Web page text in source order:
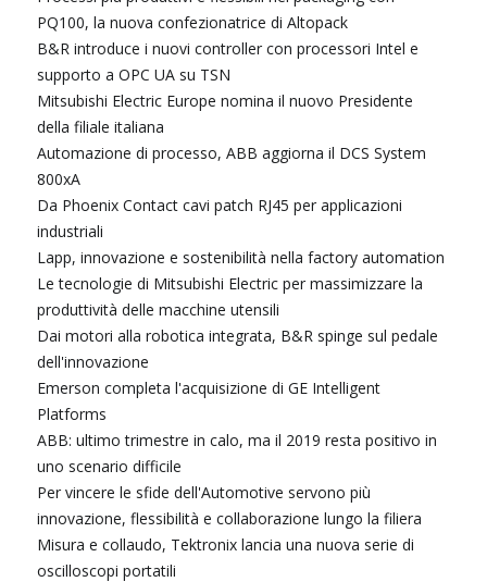
PQ100, la nuova confezionatrice di Altopack
B&R introduce i nuovi controller con processori Intel e
supporto a OPC UA su TSN
Mitsubishi Electric Europe nomina il nuovo Presidente
della filiale italiana
Automazione di processo, ABB aggiorna il DCS System
800xA
Da Phoenix Contact cavi patch RJ45 per applicazioni
industriali
Lapp, innovazione e sostenibilità nella factory automation
Le tecnologie di Mitsubishi Electric per massimizzare la
produttività delle macchine utensili
Dai motori alla robotica integrata, B&R spinge sul pedale
dell'innovazione
Emerson completa l'acquisizione di GE Intelligent
Platforms
ABB: ultimo trimestre in calo, ma il 2019 resta positivo in
uno scenario difficile
Per vincere le sfide dell'Automotive servono più
innovazione, flessibilità e collaborazione lungo la filiera
Misura e collaudo, Tektronix lancia una nuova serie di
oscilloscopi portatili